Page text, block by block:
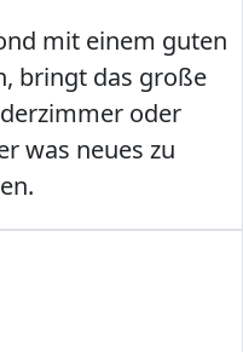
mit einem guten
bringt das große
oder
was neues zu